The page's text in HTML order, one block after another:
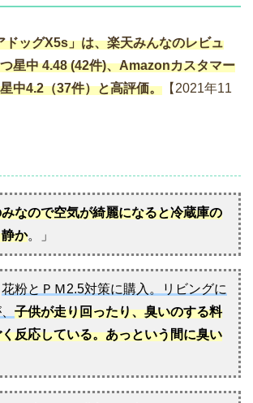
ドッグX5s」は、楽天みんなのレビュ
星中 4.48 (42件)、Amazonカスタマー
中4.2（37件）と高評価。 【2021年11
なので空気が綺麗になると冷蔵庫の
か。」
花粉とＰＭ2.5対策に購入。リビングに
子供が走り回ったり、臭いのする料
反応している。あっという間に臭い